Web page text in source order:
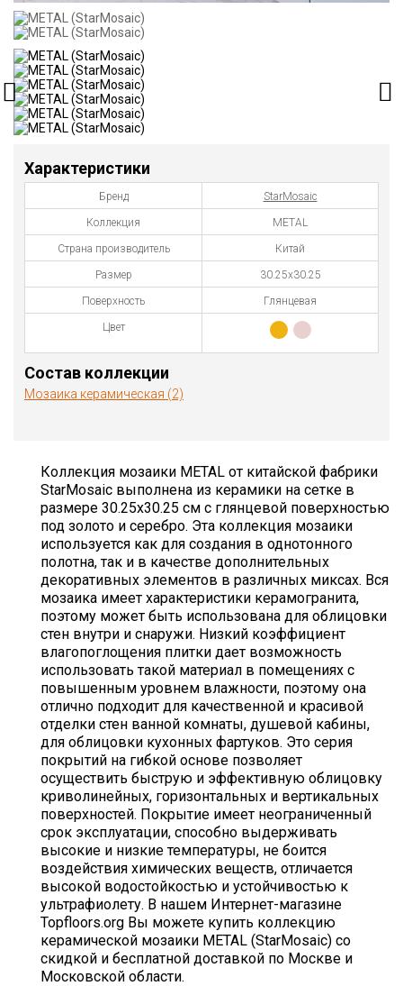
Характеристики
Бренд StarMosaic
Коллекция METAL
Страна производитель Китай
Размер 30.25х30.25
Поверхность Глянцевая
Цвет
Состав коллекции
Мозаика керамическая (2)
Коллекция мозаики METAL от китайской фабрики
StarMosaic выполнена из керамики на сетке в
размере 30.25х30.25 см с глянцевой поверхностью
под золото и серебро. Эта коллекция мозаики
используется как для создания в однотонного
полотна, так и в качестве дополнительных
декоративных элементов в различных миксах. Вся
мозаика имеет характеристики керамогранита,
поэтому может быть использована для облицовки
стен внутри и снаружи. Низкий коэффициент
влагопоглощения плитки дает возможность
использовать такой материал в помещениях с
повышенным уровнем влажности, поэтому она
отлично подходит для качественной и красивой
отделки стен ванной комнаты, душевой кабины,
для облицовки кухонных фартуков. Это серия
покрытий на гибкой основе позволяет
осуществить быструю и эффективную облицовку
криволинейных, горизонтальных и вертикальных
поверхностей. Покрытие имеет неограниченный
срок эксплуатации, способно выдерживать
высокие и низкие температуры, не боится
воздействия химических веществ, отличается
высокой водостойкостью и устойчивостью к
ультрафиолету. В нашем Интернет-магазине
Topfloors.org Вы можете купить коллекцию
керамической мозаики METAL (StarMosaic) со
скидкой и бесплатной доставкой по Москве и
Московской области.